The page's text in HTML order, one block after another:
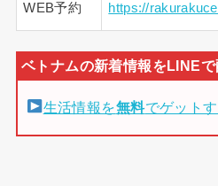
WEB予約 https://
生活情報を無料でゲット